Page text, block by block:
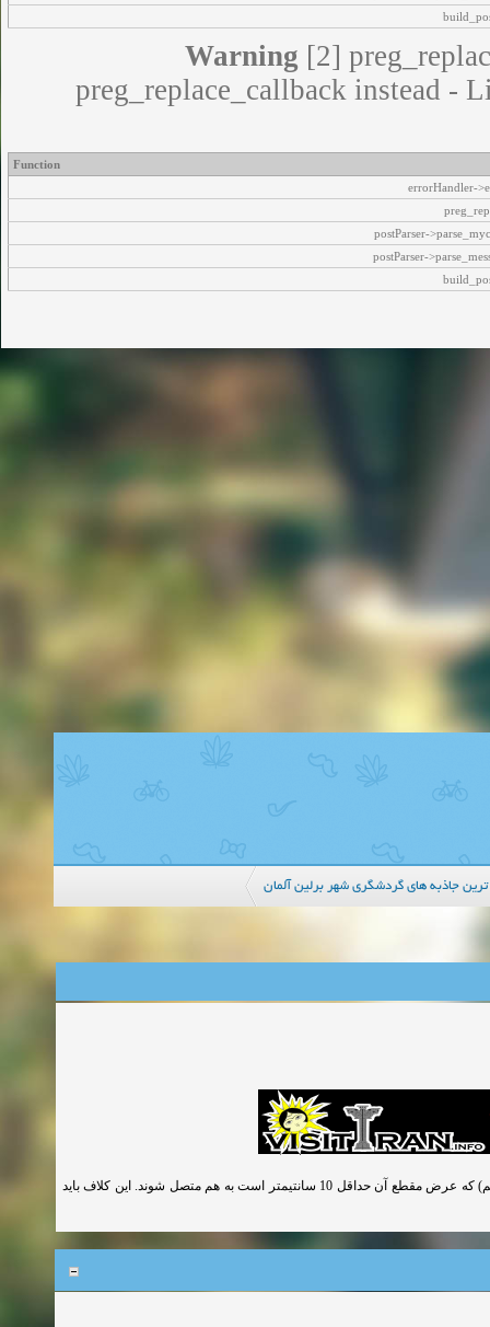
Warning [2]
preg_replace_callback instead -
Function
errorHandler-
postParser-
postParser-
ترین جاذبه های گردشگری شهر برلین آلمان
در صورت تجاوز دهانه تیرچه ها از 4 متر باید تیرچه ها بوسیله یک کلاف عرضی (تای بیم) که عرض مقطع آن حداقل 10 سانتیمتر است به هم متصل شوند. این کلاف باید